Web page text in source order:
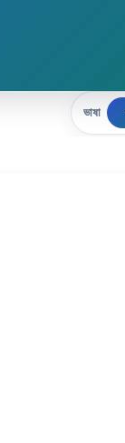
ভাষা